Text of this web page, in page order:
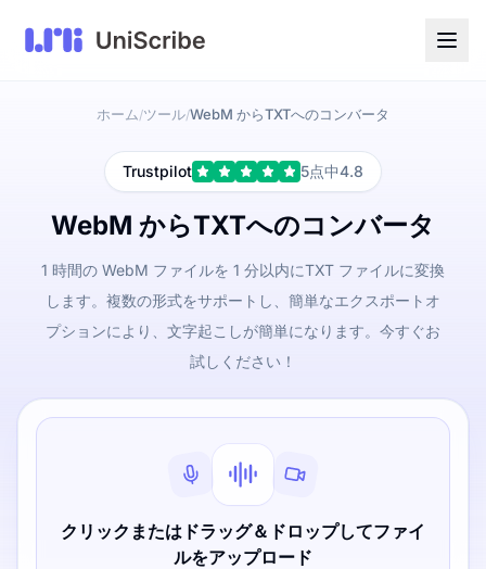
ホーム /ツール/WebM からTXTへのコンバータ
Trustpilot 5点中4.8
WebM からTXTへのコンバータ
1 時間の WebM ファイルを 1 分以内にTXT ファイルに変換
します。複数の形式をサポートし、簡単なエクスポートオ
プションにより、文字起こしが簡単になります。今すぐお
試しください！
クリックまたはドラッグ＆ドロップしてファイ
ルをアップロード